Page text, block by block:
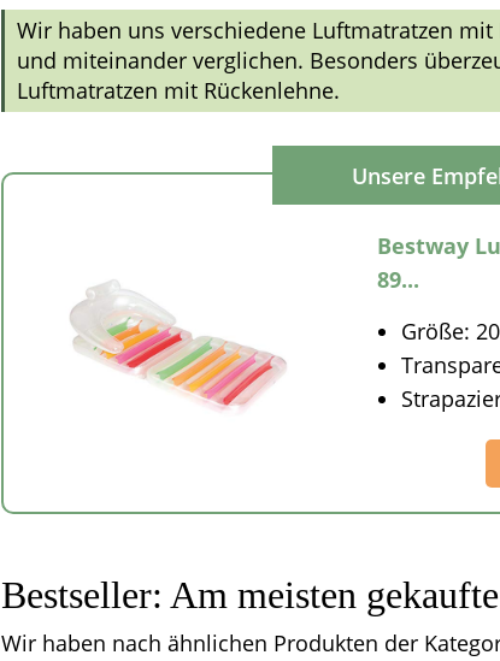
Wir haben uns verschiedene Luftmatratzen mit
und miteinander verglichen. Besonders
Luftmatratzen mit Rückenlehne.
Bestway
89...
Größe:
Bestseller: Am meisten
Wir haben nach ähnlichen Produkten der